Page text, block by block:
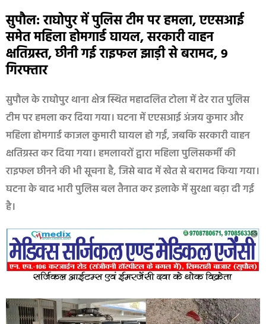
सुपौल: राघोपुर में पुलिस टीम पर हमला, एएसआई
समेत महिला होमगार्ड घायल, सरकारी वाहन
क्षतिग्रस्त, छीनी गई राइफल झाड़ी से बरामद, 9
गिरफ्तार
सुपौल के राघोपुर थाना क्षेत्र स्थित महादलित टोला में देर रात पुलिस
टीम पर हमला कर दिया गया। घटना में एएसआई अंजय कुमार और
महिला होमगार्ड काजल कुमारी घायल हो गईं, जबकि सरकारी वाहन
क्षतिग्रस्त कर दिया गया। हमलावरों द्वारा महिला पुलिसकर्मी की
राइफल छीनने की भी सूचना है, जिसे बाद में खेत से बरामद किया गया।
घटना के बाद भारी पुलिस बल तैनात कर इलाके में सुरक्षा बढ़ा दी गई
है।